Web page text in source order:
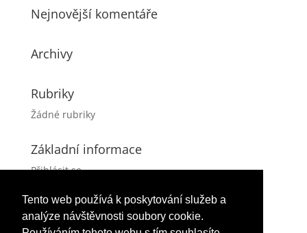
Tento web používá k poskytování služeb a
analýze návštěvnosti soubory cookie.
Nejnovější komentáře
Archivy
Rubriky
Žádné rubriky
Základní informace
Přihlásit se
Kanál komentářů